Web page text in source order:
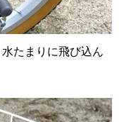
たまりに飛び込ん